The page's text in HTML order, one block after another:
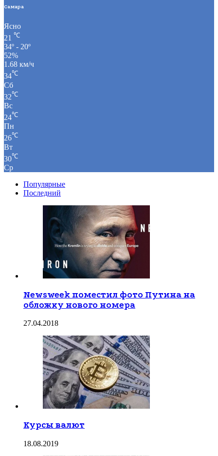
Самара
Ясно
21 ℃
34º - 20º
52%
1.68 км/ч
34℃
Сб
32℃
Вс
24℃
Пн
26℃
Вт
30℃
Ср
Популярные
Последний
Newsweek поместил фото Путина на
обложку нового номера
27.04.2018
Курсы валют
18.08.2019